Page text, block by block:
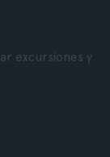
excursiones y